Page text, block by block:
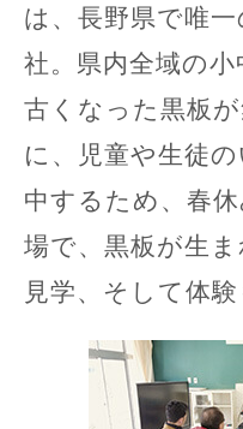
は、長野県で唯
社。県内全域の
古くなった黒板
に、児童や生徒
中するため、春
場で、黒板が生
見学、そして体